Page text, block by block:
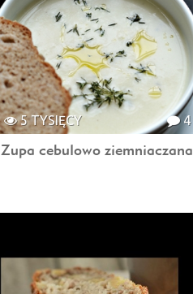
4
5 TYSIĘCY
Zupa cebulowo ziemniaczana